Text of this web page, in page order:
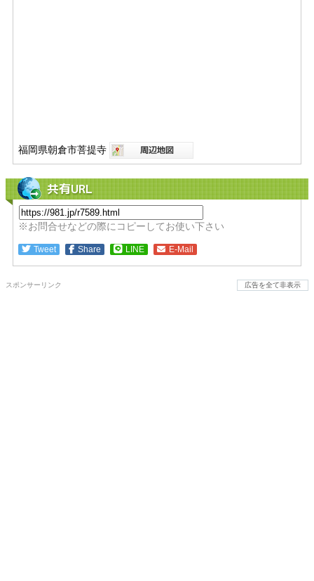
福岡県朝倉市菩提寺
共有URL
※お問合せなどの際にコピーしてお使い下さい
Tweet Share LINE E-Mail
スポンサーリンク 広告を全て非表示